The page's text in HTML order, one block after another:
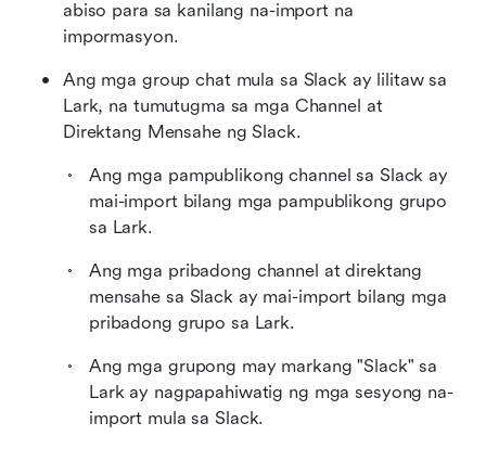
abiso para sa kanilang na-import na
impormasyon.
Ang mga group chat mula sa Slack ay lilitaw sa
Lark, na tumutugma sa mga Channel at
Direktang Mensahe ng Slack.
Ang mga pampublikong channel sa Slack ay
mai-import bilang mga pampublikong grupo
sa Lark.
Ang mga pribadong channel at direktang
mensahe sa Slack ay mai-import bilang mga
pribadong grupo sa Lark.
Ang mga grupong may markang "Slack" sa
Lark ay nagpapahiwatig ng mga sesyong na-
import mula sa Slack.